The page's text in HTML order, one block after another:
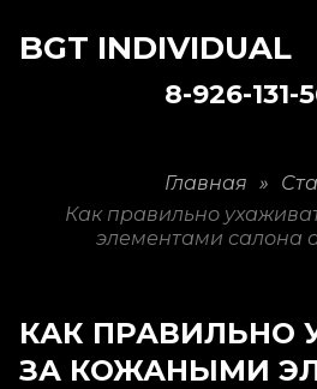
BGT INDIVIDUAL
8-926-131-
Главная »
Как правильно
элементами салона
КАК ПРАВИЛЬНО
ЗА КОЖАНЫМИ